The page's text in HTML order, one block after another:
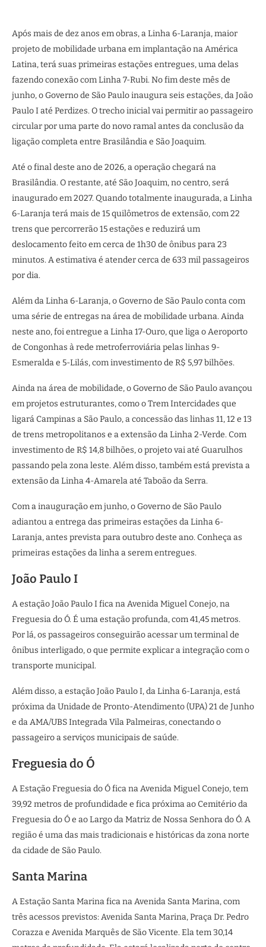
Após mais de dez anos em obras, a Linha 6-Laranja, maior
projeto de mobilidade urbana em implantação na América
Latina, terá suas primeiras estações entregues, uma delas
fazendo conexão com Linha 7-Rubi. No fim deste mês de
junho, o Governo de São Paulo inaugura seis estações, da João
Paulo I até Perdizes. O trecho inicial vai permitir ao passageiro
circular por uma parte do novo ramal antes da conclusão da
ligação completa entre Brasilândia e São Joaquim.
Até o final deste ano de 2026, a operação chegará na
Brasilândia. O restante, até São Joaquim, no centro, será
inaugurado em 2027. Quando totalmente inaugurada, a Linha
6-Laranja terá mais de 15 quilômetros de extensão, com 22
trens que percorrerão 15 estações e reduzirá um
deslocamento feito em cerca de 1h30 de ônibus para 23
minutos. A estimativa é atender cerca de 633 mil passageiros
por dia.
Além da Linha 6-Laranja, o Governo de São Paulo conta com
uma série de entregas na área de mobilidade urbana. Ainda
neste ano, foi entregue a Linha 17-Ouro, que liga o Aeroporto
de Congonhas à rede metroferroviária pelas linhas 9-
Esmeralda e 5-Lilás, com investimento de R$ 5,97 bilhões.
Ainda na área de mobilidade, o Governo de São Paulo avançou
em projetos estruturantes, como o Trem Intercidades que
ligará Campinas a São Paulo, a concessão das linhas 11, 12 e 13
de trens metropolitanos e a extensão da Linha 2-Verde. Com
investimento de R$ 14,8 bilhões, o projeto vai até Guarulhos
passando pela zona leste. Além disso, também está prevista a
extensão da Linha 4-Amarela até Taboão da Serra.
Com a inauguração em junho, o Governo de São Paulo
adiantou a entrega das primeiras estações da Linha 6-
Laranja, antes prevista para outubro deste ano. Conheça as
primeiras estações da linha a serem entregues.
João Paulo I
A estação João Paulo I fica na Avenida Miguel Conejo, na
Freguesia do Ó. É uma estação profunda, com 41,45 metros.
Por lá, os passageiros conseguirão acessar um terminal de
ônibus interligado, o que permite explicar a integração com o
transporte municipal.
Além disso, a estação João Paulo I, da Linha 6-Laranja, está
próxima da Unidade de Pronto-Atendimento (UPA) 21 de Junho
e da AMA/UBS Integrada Vila Palmeiras, conectando o
passageiro a serviços municipais de saúde.
Freguesia do Ó
A Estação Freguesia do Ó fica na Avenida Miguel Conejo, tem
39,92 metros de profundidade e fica próxima ao Cemitério da
Freguesia do Ó e ao Largo da Matriz de Nossa Senhora do Ó. A
região é uma das mais tradicionais e históricas da zona norte
da cidade de São Paulo.
Santa Marina
A Estação Santa Marina fica na Avenida Santa Marina, com
três acessos previstos: Avenida Santa Marina, Praça Dr. Pedro
Corazza e Avenida Marquês de São Vicente. Ela tem 30,14